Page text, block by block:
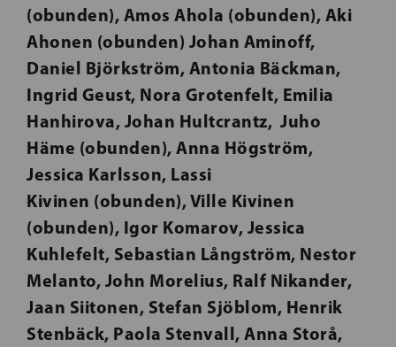
(obunden), Amos Ahola (obunden), Aki
Ahonen (obunden) Johan Aminoff,
Daniel Björkström, Antonia Bäckman,
Ingrid Geust, Nora Grotenfelt, Emilia
Hanhirova, Johan Hultcrantz, Juho
Häme (obunden), Anna Högström,
Jessica Karlsson, Lassi
Kivinen (obunden), Ville Kivinen
(obunden), Igor Komarov, Jessica
Kuhlefelt, Sebastian Långström, Nestor
Melanto, John Morelius, Ralf Nikander,
Jaan Siitonen, Stefan Sjöblom, Henrik
Stenbäck, Paola Stenvall, Anna Storå,